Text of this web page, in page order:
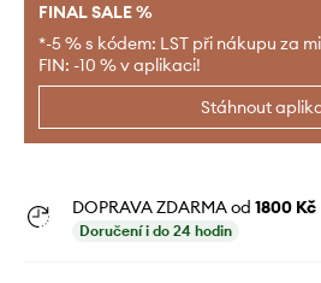
FINAL SALE %
*-5 % s kódem: LST při nákupu za
FIN: -10 % v aplikaci!
Stáhnout
DOPRAVA ZDARMA od 1800 Kč
Doručení i do 24 hodin